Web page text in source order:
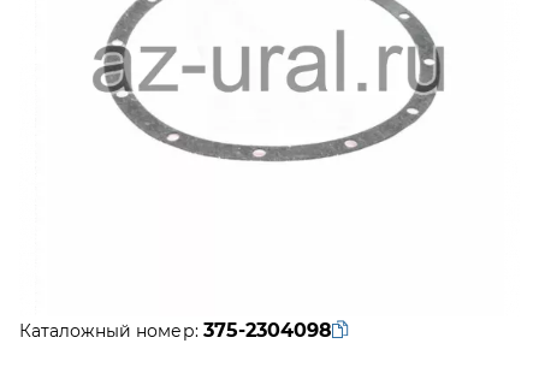
Каталожный номер: 375-2304098